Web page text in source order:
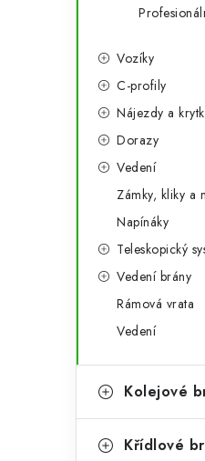
Vozíky
C-profily
Nájezdy a
Dorazy
Vedení
Zámky, kliky a
Napínáky
Teleskopický
Vedení brány
Rámová vrata
Vedení
Kolejové
Křídlové